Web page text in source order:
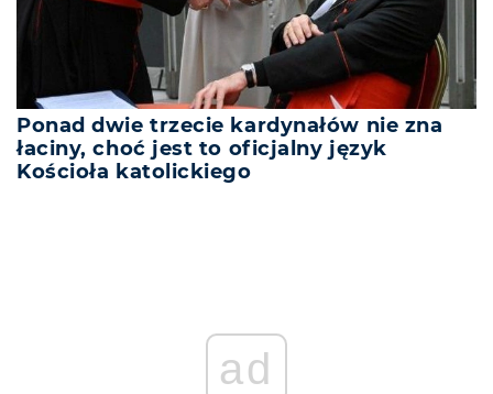
Ponad dwie trzecie kardynałów nie zna
łaciny, choć jest to oficjalny język
Kościoła katolickiego
ad